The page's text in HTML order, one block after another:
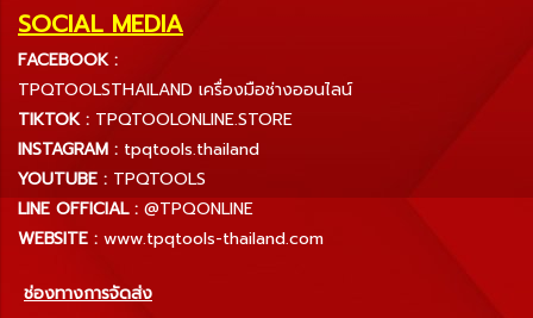
SOCIAL MEDIA
FACEBOOK :
TPQTOOLSTHAILAND เครื่องมือช่างออนไลน์
TIKTOK : TPQTOOLONLINE.STORE
INSTAGRAM : tpqtools.thailand
YOUTUBE : TPQTOOLS
LINE OFFICIAL : @TPQONLINE
WEBSITE : www.tpqtools-thailand.com
ช่องทางการจัดส่ง